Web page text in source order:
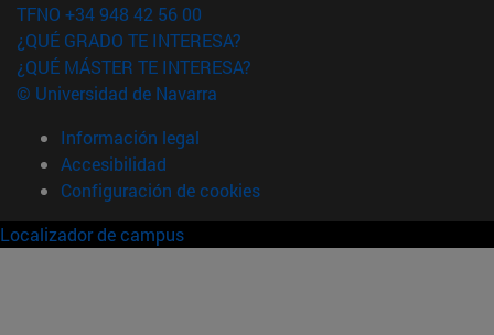
TFNO +34 948 42 56 00
¿QUÉ GRADO TE INTERESA?
¿QUÉ MÁSTER TE INTERESA?
© Universidad de Navarra
Información legal
Accesibilidad
Configuración de cookies
Localizador de campus